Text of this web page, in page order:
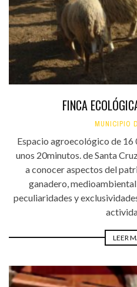
FINCA
MUNICIPIO
Espacio agroecológico de 16
unos 20minutos. de Santa
a conocer aspectos del
ganadero,
peculiaridades y
LEER